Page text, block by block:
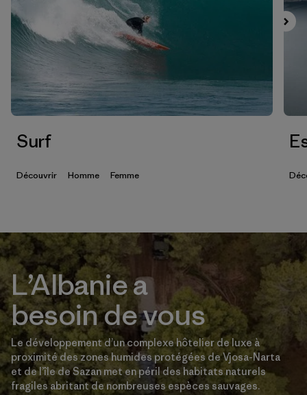
Surf
Découvrir Homme Femme
L’Albanie a
besoin de vous
Le développement d’un complexe hôtelier de luxe à
proximité des zones humides protégées de Vjosa-Narta
et de l’île de Sazan met en péril des habitats naturels
fragiles abritant de nombreuses espèces sauvages.